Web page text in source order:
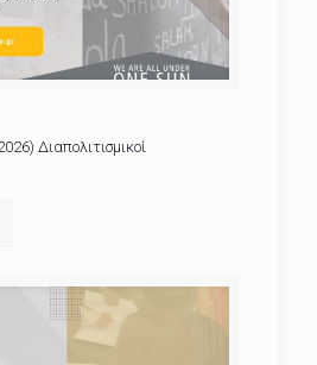
Διαπολιτισμικοί